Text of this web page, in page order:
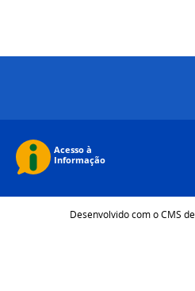
Desenvolvido com o CMS